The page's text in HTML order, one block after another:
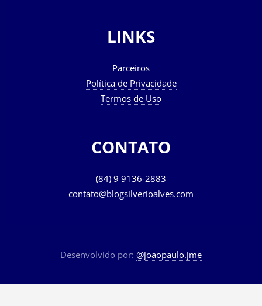
LINKS
Parceiros
Política de Privacidade
Termos de Uso
CONTATO
(84) 9 9136-2883
contato@blogsilverioalves.com
Desenvolvido por: @joaopaulo.jme